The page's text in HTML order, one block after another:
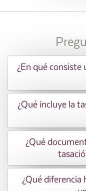
¿En qué consiste
¿Qué incluye la
¿Qué
¿Qué diferencia